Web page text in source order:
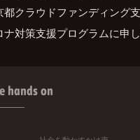
都クラウドファンディング
ナ対策支援プログラムに申
hands on